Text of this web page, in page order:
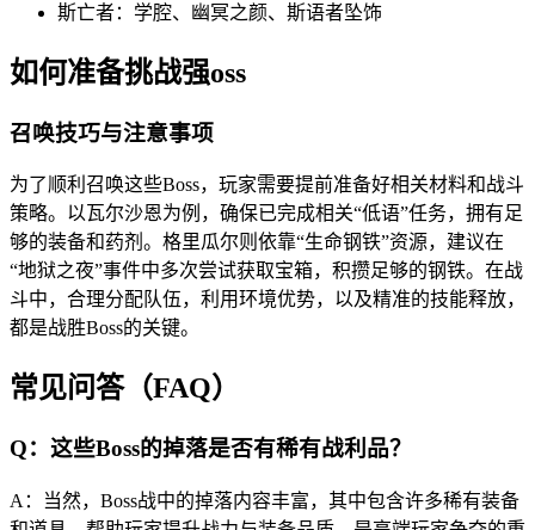
斯亡者：学腔、幽冥之颜、斯语者坠饰
如何准备挑战强oss
召唤技巧与注意事项
为了顺利召唤这些Boss，玩家需要提前准备好相关材料和战斗
策略。以瓦尔沙恩为例，确保已完成相关“低语”任务，拥有足
够的装备和药剂。格里瓜尔则依靠“生命钢铁”资源，建议在
“地狱之夜”事件中多次尝试获取宝箱，积攒足够的钢铁。在战
斗中，合理分配队伍，利用环境优势，以及精准的技能释放，
都是战胜Boss的关键。
常见问答（FAQ）
Q：这些Boss的掉落是否有稀有战利品？
A：当然，Boss战中的掉落内容丰富，其中包含许多稀有装备